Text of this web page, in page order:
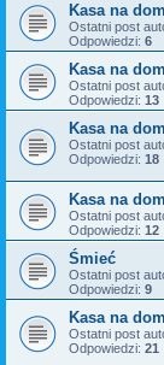
Kasa na
Ostatni post
Odpowiedzi: 6
Kasa na
Ostatni post
Odpowiedzi: 13
Kasa na
Ostatni post
Odpowiedzi: 18
Kasa na
Ostatni post
Odpowiedzi: 12
Śmieć
Ostatni post
Odpowiedzi: 9
Kasa na
Ostatni post
Odpowiedzi: 21